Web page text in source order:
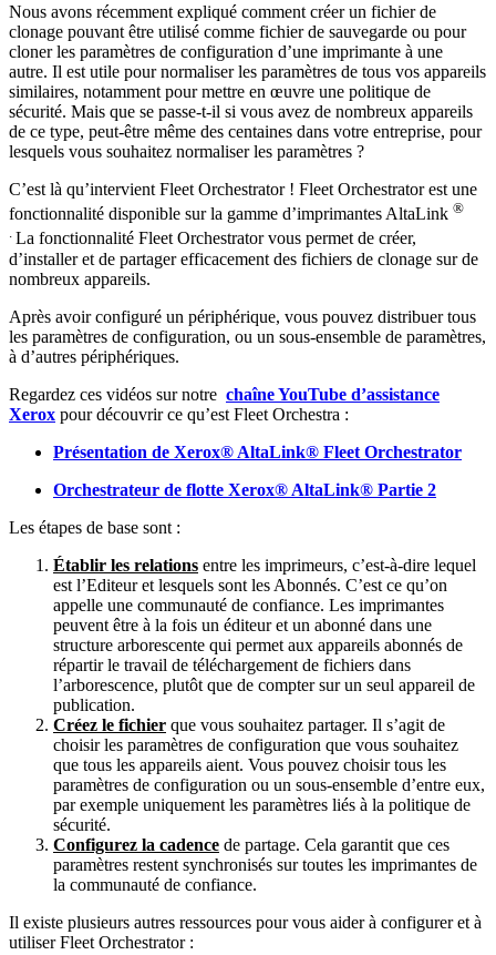
Nous avons récemment expliqué comment créer un fichier de
clonage pouvant être utilisé comme fichier de sauvegarde ou pour
cloner les paramètres de configuration d’une imprimante à une
autre. Il est utile pour normaliser les paramètres de tous vos appareils
similaires, notamment pour mettre en œuvre une politique de
sécurité. Mais que se passe-t-il si vous avez de nombreux appareils
de ce type, peut-être même des centaines dans votre entreprise, pour
lesquels vous souhaitez normaliser les paramètres ?
C’est là qu’intervient Fleet Orchestrator ! Fleet Orchestrator est une
fonctionnalité disponible sur la gamme d’imprimantes AltaLink ®
. La fonctionnalité Fleet Orchestrator vous permet de créer,
d’installer et de partager efficacement des fichiers de clonage sur de
nombreux appareils.
Après avoir configuré un périphérique, vous pouvez distribuer tous
les paramètres de configuration, ou un sous-ensemble de paramètres,
à d’autres périphériques.
Regardez ces vidéos sur notre chaîne YouTube d’assistance
Xerox pour découvrir ce qu’est Fleet Orchestra :
Présentation de Xerox® AltaLink® Fleet Orchestrator
Orchestrateur de flotte Xerox® AltaLink® Partie 2
Les étapes de base sont :
Établir les relations entre les imprimeurs, c’est-à-dire lequel
est l’Editeur et lesquels sont les Abonnés. C’est ce qu’on
appelle une communauté de confiance. Les imprimantes
peuvent être à la fois un éditeur et un abonné dans une
structure arborescente qui permet aux appareils abonnés de
répartir le travail de téléchargement de fichiers dans
l’arborescence, plutôt que de compter sur un seul appareil de
publication.
Créez le fichier que vous souhaitez partager. Il s’agit de
choisir les paramètres de configuration que vous souhaitez
que tous les appareils aient. Vous pouvez choisir tous les
paramètres de configuration ou un sous-ensemble d’entre eux,
par exemple uniquement les paramètres liés à la politique de
sécurité.
Configurez la cadence de partage. Cela garantit que ces
paramètres restent synchronisés sur toutes les imprimantes de
la communauté de confiance.
Il existe plusieurs autres ressources pour vous aider à configurer et à
utiliser Fleet Orchestrator :